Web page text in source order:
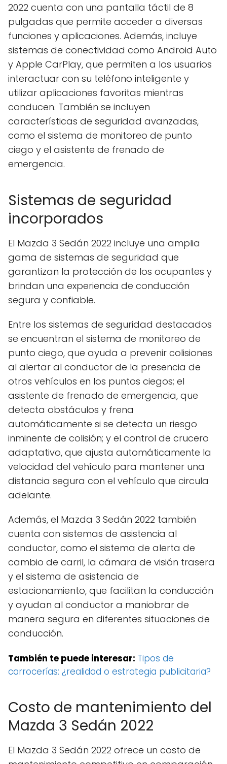
2022 cuenta con una pantalla táctil de 8
pulgadas que permite acceder a diversas
funciones y aplicaciones. Además, incluye
sistemas de conectividad como Android Auto
y Apple CarPlay, que permiten a los usuarios
interactuar con su teléfono inteligente y
utilizar aplicaciones favoritas mientras
conducen. También se incluyen
características de seguridad avanzadas,
como el sistema de monitoreo de punto
ciego y el asistente de frenado de
emergencia.
Sistemas de seguridad
incorporados
El Mazda 3 Sedán 2022 incluye una amplia
gama de sistemas de seguridad que
garantizan la protección de los ocupantes y
brindan una experiencia de conducción
segura y confiable.
Entre los sistemas de seguridad destacados
se encuentran el sistema de monitoreo de
punto ciego, que ayuda a prevenir colisiones
al alertar al conductor de la presencia de
otros vehículos en los puntos ciegos; el
asistente de frenado de emergencia, que
detecta obstáculos y frena
automáticamente si se detecta un riesgo
inminente de colisión; y el control de crucero
adaptativo, que ajusta automáticamente la
velocidad del vehículo para mantener una
distancia segura con el vehículo que circula
adelante.
Además, el Mazda 3 Sedán 2022 también
cuenta con sistemas de asistencia al
conductor, como el sistema de alerta de
cambio de carril, la cámara de visión trasera
y el sistema de asistencia de
estacionamiento, que facilitan la conducción
y ayudan al conductor a maniobrar de
manera segura en diferentes situaciones de
conducción.
También te puede interesar: Tipos de
carrocerías: ¿realidad o estrategia publicitaria?
Costo de mantenimiento del
Mazda 3 Sedán 2022
El Mazda 3 Sedán 2022 ofrece un costo de